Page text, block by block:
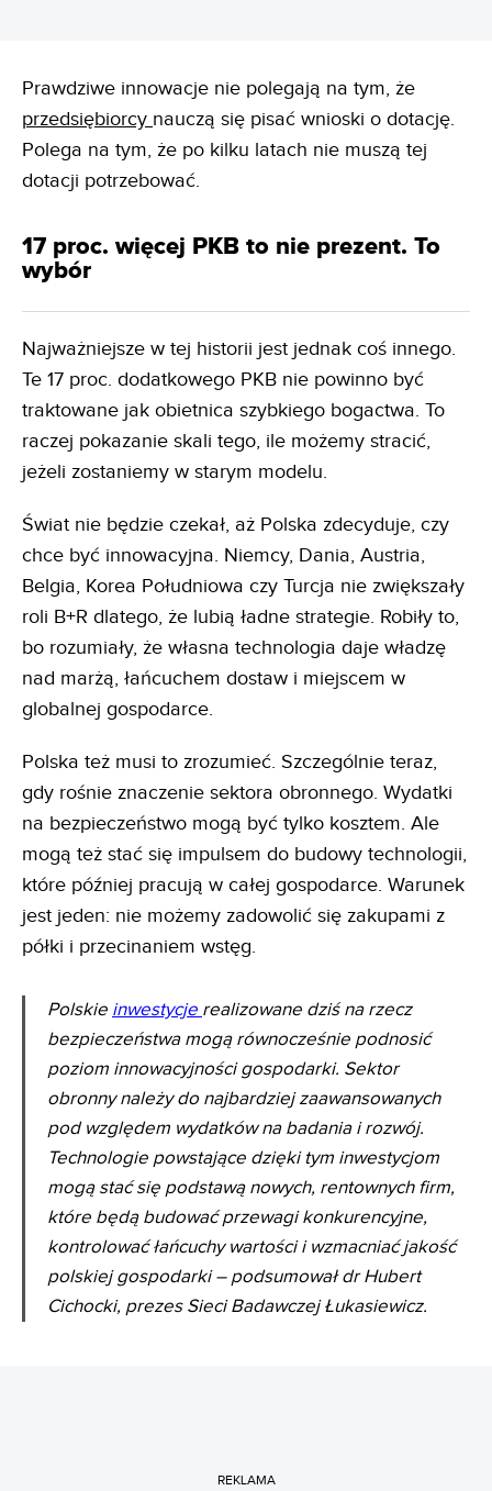
Prawdziwe innowacje nie polegają na tym, że
przedsiębiorcy nauczą się pisać wnioski o dotację.
Polega na tym, że po kilku latach nie muszą tej
dotacji potrzebować.
17 proc. więcej PKB to nie prezent. To
wybór
Najważniejsze w tej historii jest jednak coś innego.
Te 17 proc. dodatkowego PKB nie powinno być
traktowane jak obietnica szybkiego bogactwa. To
raczej pokazanie skali tego, ile możemy stracić,
jeżeli zostaniemy w starym modelu.
Świat nie będzie czekał, aż Polska zdecyduje, czy
chce być innowacyjna. Niemcy, Dania, Austria,
Belgia, Korea Południowa czy Turcja nie zwiększały
roli B+R dlatego, że lubią ładne strategie. Robiły to,
bo rozumiały, że własna technologia daje władzę
nad marżą, łańcuchem dostaw i miejscem w
globalnej gospodarce.
Polska też musi to zrozumieć. Szczególnie teraz,
gdy rośnie znaczenie sektora obronnego. Wydatki
na bezpieczeństwo mogą być tylko kosztem. Ale
mogą też stać się impulsem do budowy technologii,
które później pracują w całej gospodarce. Warunek
jest jeden: nie możemy zadowolić się zakupami z
półki i przecinaniem wstęg.
Polskie inwestycje realizowane dziś na rzecz
bezpieczeństwa mogą równocześnie podnosić
poziom innowacyjności gospodarki. Sektor
obronny należy do najbardziej zaawansowanych
pod względem wydatków na badania i rozwój.
Technologie powstające dzięki tym inwestycjom
mogą stać się podstawą nowych, rentownych firm,
które będą budować przewagi konkurencyjne,
kontrolować łańcuchy wartości i wzmacniać jakość
polskiej gospodarki – podsumował dr Hubert
Cichocki, prezes Sieci Badawczej Łukasiewicz.
REKLAMA